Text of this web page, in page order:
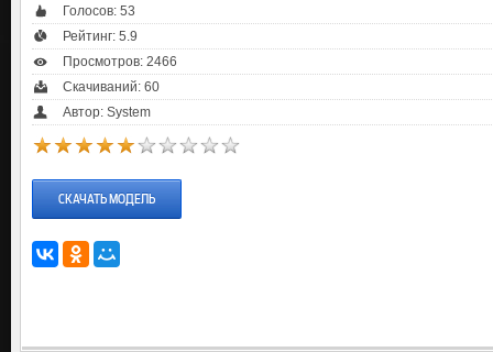
Голосов: 53
Рейтинг: 5.9
Просмотров: 2466
Скачиваний: 60
Автор: System
СКАЧАТЬ МОДЕЛЬ